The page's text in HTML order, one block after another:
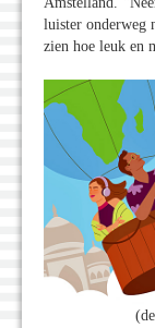
luister onderweg
zien hoe leuk en